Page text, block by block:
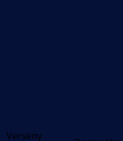
Verseny